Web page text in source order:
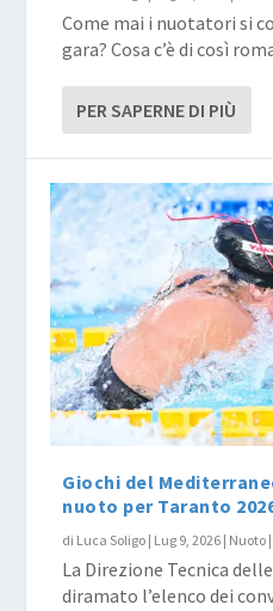
Come mai i nuotatori si
gara? Cosa c’è di così
PER SAPERNE DI PIÙ
Giochi del
nuoto per Taranto
di Luca Soligo | Lug 9, 2026 | Nuoto |
La Direzione Tecnica
diramato l’elenco dei